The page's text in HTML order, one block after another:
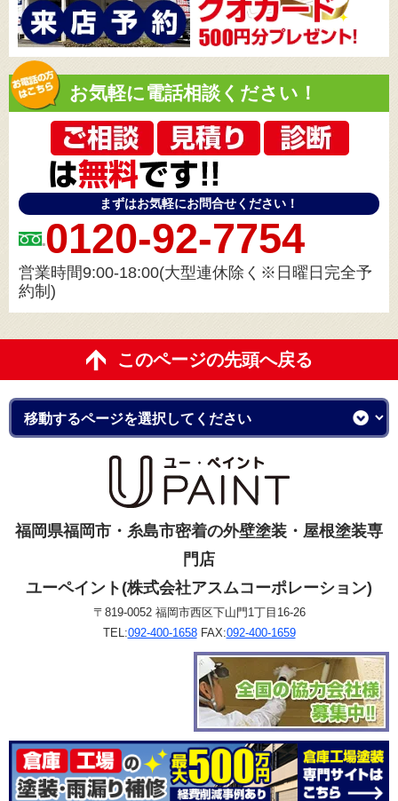
お気軽に電話相談ください！
まずはお気軽にお問合せください！
0120-92-7754
営業時間9:00-18:00(大型連休除く※日曜日完全予
約制)
このページの先頭へ戻る
福岡県福岡市・糸島市密着の外壁塗装・屋根塗装専
門店
ユーペイント(株式会社アスムコーポレーション)
〒819-0052 福岡市西区下山門1丁目16-26
TEL:092-400-1658FAX:092-400-1659